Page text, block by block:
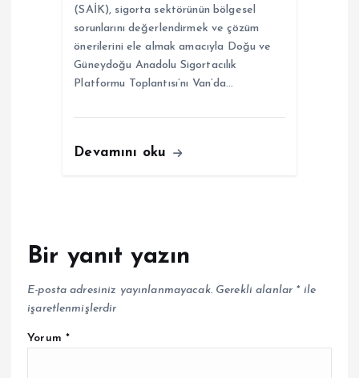
(SAİK), sigorta sektörünün bölgesel
sorunlarını değerlendirmek ve çözüm
önerilerini ele almak amacıyla Doğu ve
Güneydoğu Anadolu Sigortacılık
Platformu Toplantısı’nı Van’da…
Devamını oku
Bir yanıt yazın
E-posta adresiniz yayınlanmayacak. Gerekli alanlar *ile
işaretlenmişlerdir
Yorum *